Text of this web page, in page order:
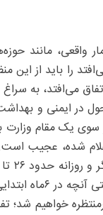
واقعی، مانند
را باید از این
می‌افتد، به
سوی یک مقام
شده، عجیب
اگر این آمار را با
تفاوتی غیرمنتظره